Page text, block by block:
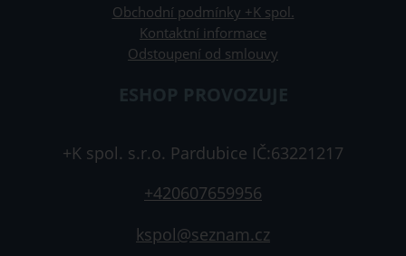
Obchodní podmínky +K spol.
Kontaktní informace
Odstoupení od smlouvy
ESHOP PROVOZUJE
+K spol. s.r.o. Pardubice IČ:63221217
+420607659956
kspol@seznam.cz